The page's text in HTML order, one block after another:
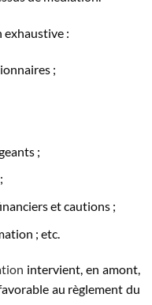
exhaustive :
;
;
et cautions ;
; etc.
intervient, en amont,
au règlement du